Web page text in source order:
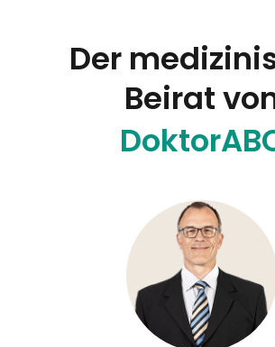
Der
Beirat